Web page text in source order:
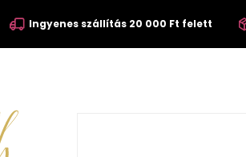
Ingyenes szállítás 20 000 Ft felett